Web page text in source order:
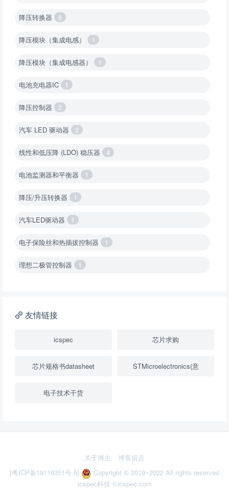
降压转换器 6
降压模块（集成电感） 1
降压模块（集成电感器） 1
电池充电器IC 1
降压控制器 2
汽车 LED 驱动器 2
线性和低压降 (LDO) 稳压器 4
电池监测器和平衡器 1
降压/升压转换器 1
汽车LED驱动器 1
电子保险丝和热插拔控制器 1
理想二极管控制器 1
降压转换器（继承开关）
USB隔离器 1
2
友情链接
icspec 芯片求购
芯片规格书datasheet STMicroelectronics(意
电子技术干货
关于博主
博客留言
[粤ICP备19119351号-5]
Copyright © 2019~2022 All rights reserved
icspec科技 ©icspec.com